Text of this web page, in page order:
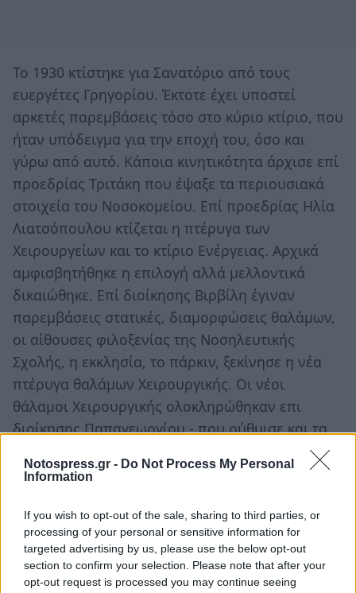
Notospress.gr - Do Not Process My Personal
Information
If you wish to opt-out of the sale, sharing to third parties, or
processing of your personal or sensitive information for
targeted advertising by us, please use the below opt-out
section to confirm your selection. Please note that after your
opt-out request is processed you may continue seeing
Το 1930 κτίστηκε για Σανατόριο από τους
ευεργέτες Γρηγορίου. Έκτοτε έχει υποστεί
αρκετές παρεμβάσεις τόσο στο κύριο κτίριο, που
ήταν υπόδειγμα για την εποχή του, όσο και
γύρω από αυτό. Κάποια κινητικότητα άρχισε επί
προεδρίας Τριτάκη που έψαξε τα περιουσιακά
στοιχεία του Νοσοκομείου. Επί προεδρίας Ηλία
Λιατσόπουλου κτίζεται η πτέρυγα των
Χειρουργείων και το κτίριο Ενέργειας. Αρχικά
αμφισβητήθηκε η επιλογή αλλά μελλοντικά
δικαιώθηκε. Επί διοίκησης Βιρβίλη έγιναν
παρεμβάσεις στατικές, διαμορφώσεις θαλάμων,
οι αίθουσες φιλοξενίας της Νοσηλευτικής
Σχολής, η εκκλησία, το πάρκιν, ξεκίνησε η νέα
πτέρυγα θαλάμων Χειρουργικής. Οι νέοι
θάλαμοι Χειρουργικής ολοκληρώθηκαν επι
διοίκησης Παπαγεωργίου - που ρύθμισε και τα
εξοπλίστηκαν – λειτούργησαν επί Διοικητή
νέου Νοσοκομείου στον ελεύθερο χώρο του
οικοπέδου 40 στρεμμάτων του Νοσοκομείου.
Άραγε το παλαιό κτίριο θα κατεδαφιστεί ή θα
διατηρηθεί;